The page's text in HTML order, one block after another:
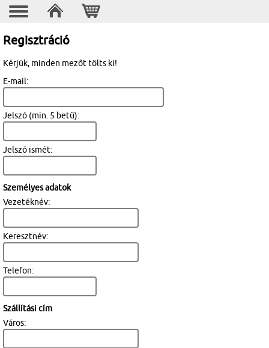
Regisztráció
Kérjük, minden mezőt tölts ki!
E-mail:
Jelszó (min. 5 betű):
Jelszó ismét:
Személyes adatok
Vezetéknév:
Keresztnév:
Telefon:
Szállítási cím
Város: